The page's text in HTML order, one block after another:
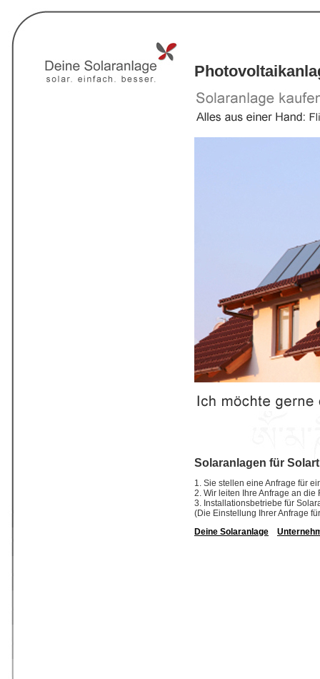
Solaranlagen für
1. Sie stellen eine Anfrage für
2. Wir leiten Ihre Anfrage an
3. Installationsbetriebe für
(Die Einstellung Ihrer Anfrage
Deine Solaranlage